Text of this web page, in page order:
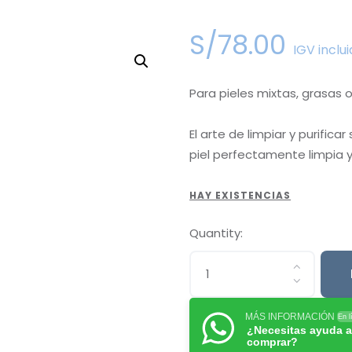
S/78.00 IGV
Para pieles mixtas, grasas
El arte de limpiar y
piel perfectamente limpia
HAY EXISTENCIAS
Quantity:
MÁS INFORMACIÓN En
¿Necesitas ayuda
comprar?